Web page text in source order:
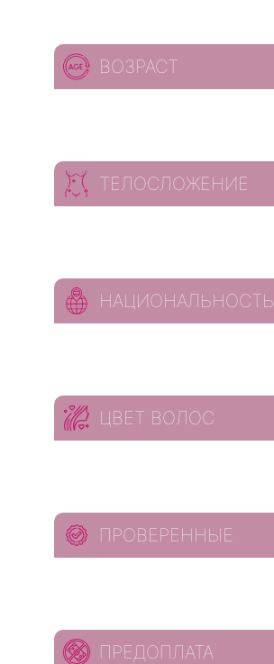
ВОЗРАСТ
ТЕЛОСЛОЖЕНИЕ
НАЦИОНАЛЬНОСТЬ
ЦВЕТ ВОЛОС
ПРОВЕРЕННЫЕ
ПРЕДОПЛАТА